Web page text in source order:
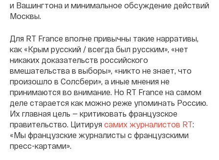
и Вашингтона и минимальное обсуждение действий
Москвы.
Для RT France вполне привычны такие нарративы,
как «Крым русский / всегда был русским», «нет
никаких доказательств российского
вмешательства в выборы», «никто не знает, что
произошло в Солсбери», а иные мнения не
принимаются во внимание. Но RT France на самом
деле старается как можно реже упоминать Россию.
Их главная цель — критиковать французское
правительство. Цитируя самих журналистов RT:
«Мы французские журналисты с французскими
пресс-картами».